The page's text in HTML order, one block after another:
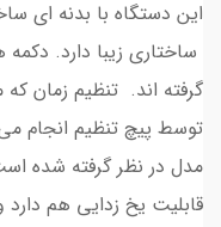
این دستگاه با بدنه ای
ساختاری زیبا دارد.
گرفته اند. تنظیم زمان
توسط پیچ تنظیم انجام
قابلیت یخ زدایی هم